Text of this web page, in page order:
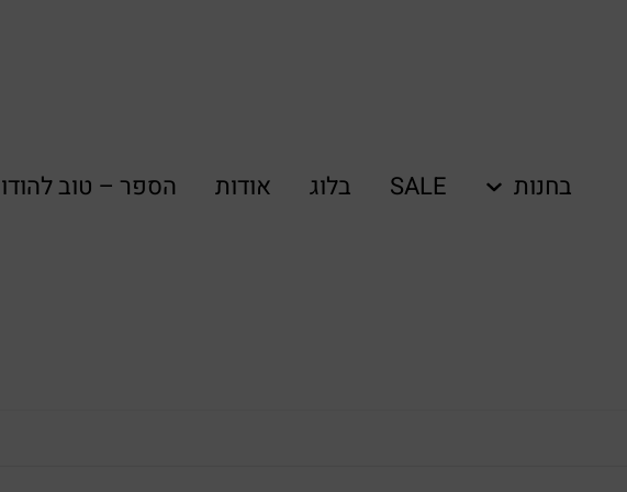
בחנות SALE בלוג אודות הספר – טוב